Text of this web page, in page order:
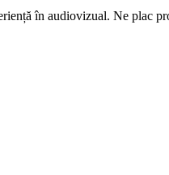
în audiovizual. Ne plac